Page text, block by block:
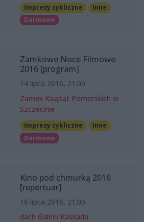
Imprezy cykliczne
Inne
Darmowe
Zamkowe Noce Filmowe
2016 [program]
14 lipca 2016, 21:00
Zamek Książąt Pomorskich w
Szczecinie
Imprezy cykliczne
Inne
Darmowe
Kino pod chmurką 2016
[repertuar]
16 lipca 2016, 21:00
dach Galerii Kaskada